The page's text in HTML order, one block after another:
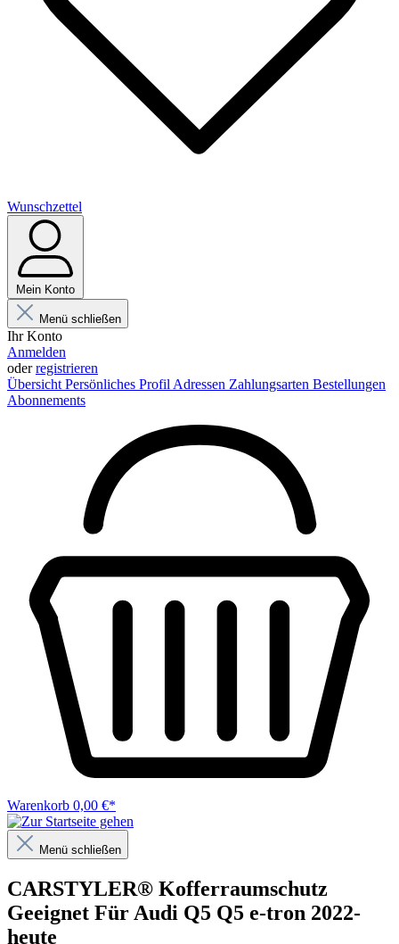
Wunschzettel
Mein Konto
Menü schließen
Ihr Konto
Anmelden
oderregistrieren
Übersicht Persönliches Profil Adressen Zahlungsarten Bestellungen
Abonnements
Warenkorb 0,00 €*
Menü schließen
CARSTYLER® Kofferraumschutz
Geeignet Für Audi Q5 Q5 e-tron 2022-
heute